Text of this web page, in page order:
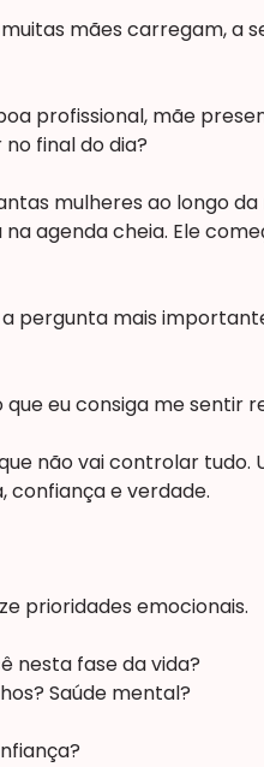
mães carregam, a
profissional, mãe
final do dia?
mulheres ao longo
agenda cheia. Ele
pergunta mais
eu consiga me sentir
não vai controlar tudo.
confiança e verdade.
prioridades emocionais.
nesta fase da vida?
Saúde mental?